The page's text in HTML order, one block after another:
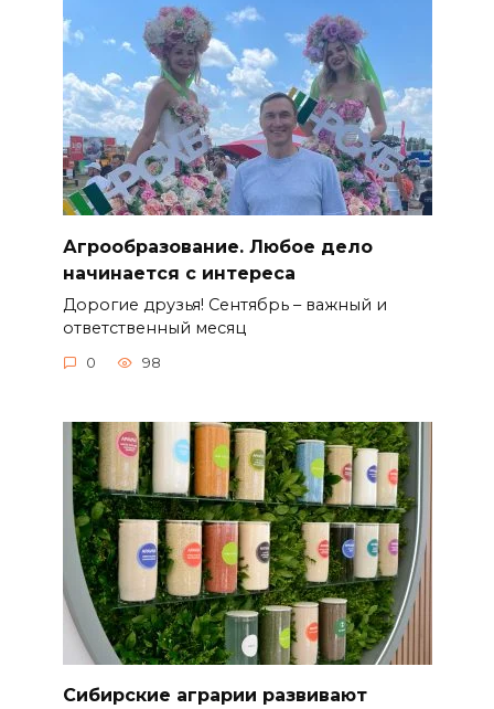
Агрообразование. Любое дело
начинается с интереса
Дорогие друзья! Сентябрь – важный и
ответственный месяц
0 98
Сибирские аграрии развивают